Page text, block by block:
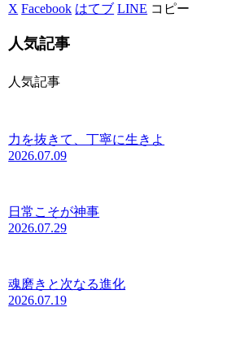
X Facebook はてブ LINE コピー
人気記事
人気記事
力を抜きて、丁寧に生きよ
2026.07.09
日常こそが神事
2026.07.29
魂磨きと次なる進化
2026.07.19